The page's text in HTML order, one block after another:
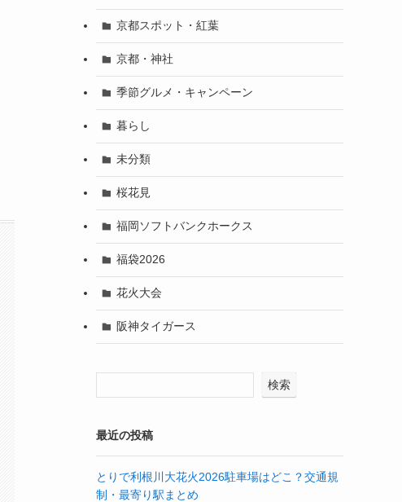
京都スポット・紅葉
京都・神社
季節グルメ・キャンペーン
暮らし
未分類
桜花見
福岡ソフトバンクホークス
福袋2026
花火大会
阪神タイガース
検索
最近の投稿
とりで利根川大花火2026駐車場はどこ？交通規
制・最寄り駅まとめ